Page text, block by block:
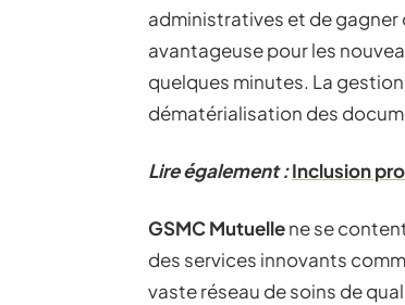
administratives et de
avantageuse pour les
quelques minutes. La
dématérialisation des
Lire également :Inclusion
GSMC Mutuellene se
des services innovants
vaste réseau de soins de